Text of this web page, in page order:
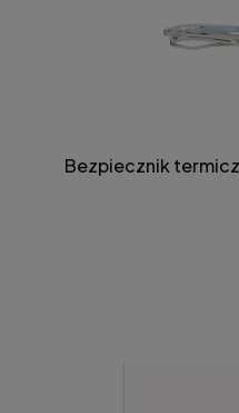
Bezpiecznik